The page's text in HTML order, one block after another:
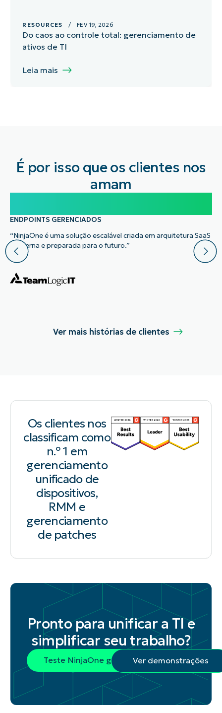
RESOURCES / FEV 19, 2026
Do caos ao controle total: gerenciamento de
ativos de TI
Leia mais
É por isso que os clientes nos
amam
ENDPOINTS GERENCIADOS
“NinjaOne é uma solução escalável criada em arquitetura SaaS
moderna e preparada para o futuro.”
Ver mais histórias de clientes
Os clientes nos
classificam como
n.º 1 em
gerenciamento
unificado de
dispositivos,
RMM e
gerenciamento
de patches
Pronto para unificar a TI e
simplificar seu trabalho?
Teste NinjaOne grátis Ver demonstrações
See everything. Fix anything. Try